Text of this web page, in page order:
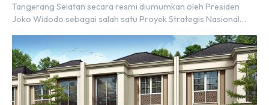
Tangerang Selatan secara resmi diumumkan oleh Presiden
Joko Widodo sebagai salah satu Proyek Strategis Nasional
Koordinator Bidang Perekonomian, Airlangga Hartarto, setelah
Rapat Terbatas (ratas) bersama Jokowi di Istana Kepresidenan
pada hari Senin, 18 Maret 2024. Selain […]